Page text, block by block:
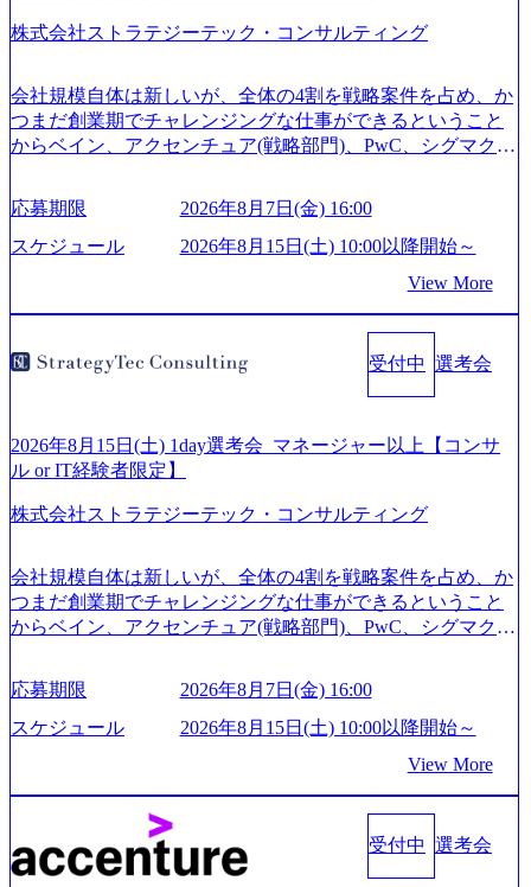
株式会社ストラテジーテック・コンサルティング
会社規模自体は新しいが、全体の4割を戦略案件を占め、か
つまだ創業期でチャレンジングな仕事ができるということ
からベイン、アクセンチュア(戦略部門)、PwC、シグマクシ
が続々ジョインするピュアな戦略を伸ばす新興ファーム。
事業会社機能へ携われる可能性※SaaSプロダクト、地方創
生、メディアなど リモート比率99%、福岡や北海道在中者
業、通信業界に強みがあり、ヘルスケアな業界は広げてい
く予定 インセンティブ支給という他社にはない制度 ワンプ
始～ 2026年8月7日(金) 16:00 ※枠が限られておりますので、
ご応募いただいてもご対応できない可能性がございます ※
だいたご応募者様については、1dayではなく通常選考での
ご案内とさせていただきます ● 面接(1次・最終を一度の面
についてご連絡させていただきます。 ● 一日で最終面接ま
合、後日面接や面談のお時間をいただく場合がございます
● 面接、条件面談それぞれ最大1時間を想定しております ・
実施前日までに日程およびURLを共有させていただきます
・面接および条件面談ともに、どの時間開始となってもご
ますと幸いです ※1day選考会のご参加希望の方は、事前に
GAB試験を受検いただきます(受験期限は1day選考会実施日
の3日前まで)。 ※ただし、30代以上のコンサルファーム経
験3年以上の方はGAB受検免除、書類選考のみ。 書類選考
通過後に、GAB試験に合格している方へ1day選考会当日の
ご案内をさせていただきます。 急速なグローバル化により
既存事業では成長戦略を描く事が困難になった大手企業を
サポートするため、新規事業立案や既存事業のトランスフ
応募期限
2026年8月7日(金) 16:00
スケジュール
2026年8月15日(土) 10:00以降開始～
View More
受付中 選考会
2026年8月15日(土) 1day選考会_マネージャー以上【コンサ
ル or IT経験者限定】
株式会社ストラテジーテック・コンサルティング
会社規模自体は新しいが、全体の4割を戦略案件を占め、か
つまだ創業期でチャレンジングな仕事ができるということ
からベイン、アクセンチュア(戦略部門)、PwC、シグマクシ
が続々ジョインするピュアな戦略を伸ばす新興ファーム。
事業会社機能へ携われる可能性※SaaSプロダクト、地方創
生、メディアなど リモート比率99%、福岡や北海道在中者
業、通信業界に強みがあり、ヘルスケアな業界は広げてい
く予定 インセンティブ支給という他社にはない制度 ワンプ
ール制を敷く、柔軟な組織 2026年8月15日(土) 10:00以降開
始～ 2026年8月7日(金) 16:00 ※枠が限られておりますので、
ご応募いただいてもご対応できない可能性がございます ※
応募期限
2026年8月7日(金) 16:00
スケジュール
2026年8月15日(土) 10:00以降開始～
View More
受付中 選考会